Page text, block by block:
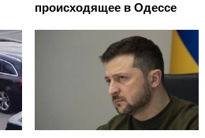
происходящее в Одессе